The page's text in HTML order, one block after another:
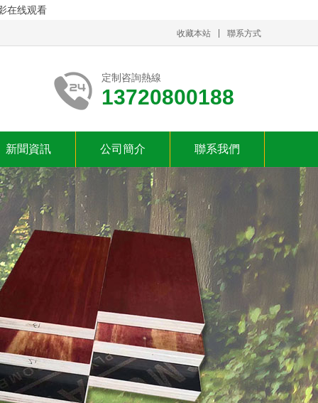
在线观看
收藏本站 聯系方式
定制咨詢熱線
13720800188
新聞資訊 公司簡介 聯系我們